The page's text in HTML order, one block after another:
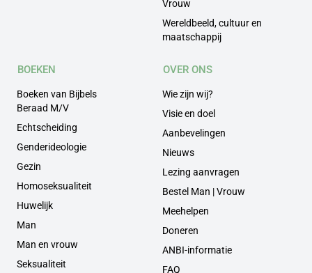
Vrouw
Wereldbeeld, cultuur en
maatschappij
BOEKEN
Boeken van Bijbels
Beraad M/V
Echtscheiding
Genderideologie
Gezin
Homoseksualiteit
Huwelijk
Man
Man en vrouw
Seksualiteit
OVER ONS
Wie zijn wij?
Visie en doel
Aanbevelingen
Nieuws
Lezing aanvragen
Bestel Man | Vrouw
Meehelpen
Doneren
ANBI-informatie
FAQ